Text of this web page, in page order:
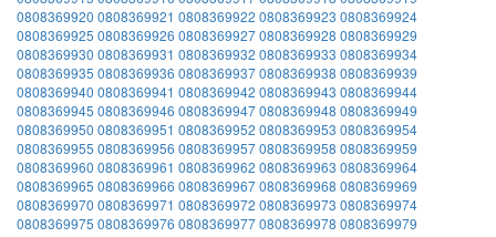
0808369920 0808369921 0808369922 0808369923 0808369924
0808369925 0808369926 08083699270808369928 0808369929
0808369930 0808369931 0808369932 0808369933 0808369934
0808369935 0808369936 08083699370808369938 0808369939
0808369940 0808369941 0808369942 0808369943 0808369944
0808369945 0808369946 08083699470808369948 0808369949
0808369950 0808369951 0808369952 0808369953 0808369954
0808369955 0808369956 08083699570808369958 0808369959
0808369960 0808369961 0808369962 0808369963 0808369964
0808369965 0808369966 08083699670808369968 0808369969
0808369970 0808369971 0808369972 0808369973 0808369974
0808369975 0808369976 08083699770808369978 0808369979